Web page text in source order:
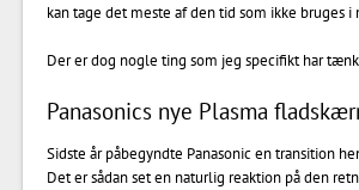
kan tage det meste af den tid som ikke bruges i
Der er dog nogle ting som jeg specifikt har
Panasonics nye Plasma
Sidste år påbegyndte Panasonic en transition
Det er sådan set en naturlig reaktion på den